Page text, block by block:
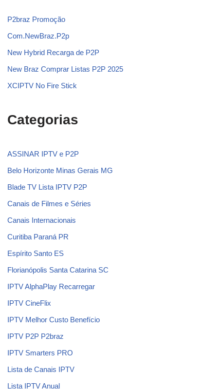
P2braz Promoção
Com.NewBraz.P2p
New Hybrid Recarga de P2P
New Braz Comprar Listas P2P 2025
XCIPTV No Fire Stick
Categorias
ASSINAR IPTV e P2P
Belo Horizonte Minas Gerais MG
Blade TV Lista IPTV P2P
Canais de Filmes e Séries
Canais Internacionais
Curitiba Paraná PR
Espírito Santo ES
Florianópolis Santa Catarina SC
IPTV AlphaPlay Recarregar
IPTV CineFlix
IPTV Melhor Custo Benefício
IPTV P2P P2braz
IPTV Smarters PRO
Lista de Canais IPTV
Lista IPTV Anual